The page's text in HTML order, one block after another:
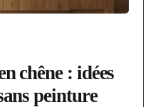
chêne : idées
peinture